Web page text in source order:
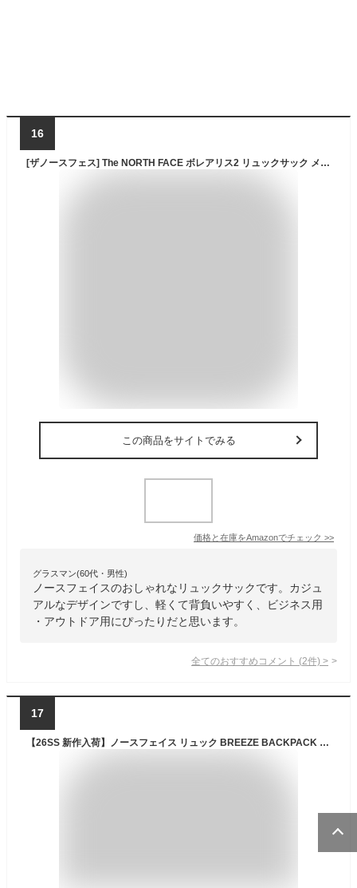
16
[ザノースフェス] The NORTH FACE ボレアリス2 リュックサック メンズ レディース BOREALIS II FOR UNISEX (ブラック(BLK)) [並行輸入品]
この商品をサイトでみる
価格と在庫をAmazonでチェック >>
グラスマン(60代・男性)
ノースフェイスのおしゃれなリュックサックです。カジュ
アルなデザインですし、軽くて背負いやすく、ビジネス用
・アウトドア用にぴったりだと思います。
全てのおすすめコメント (2件) >
17
【26SS 新作入荷】ノースフェイス リュック BREEZE BACKPACK S 韓国ファッション リュックサック リュック メンズ レディース ザック ノースフェイス 韓国